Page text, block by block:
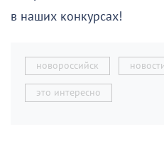
в наших конкурсах!
новороссийск
это интересно